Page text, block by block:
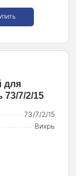
для
73/7/2/15
73/7/2/15
Вихрь